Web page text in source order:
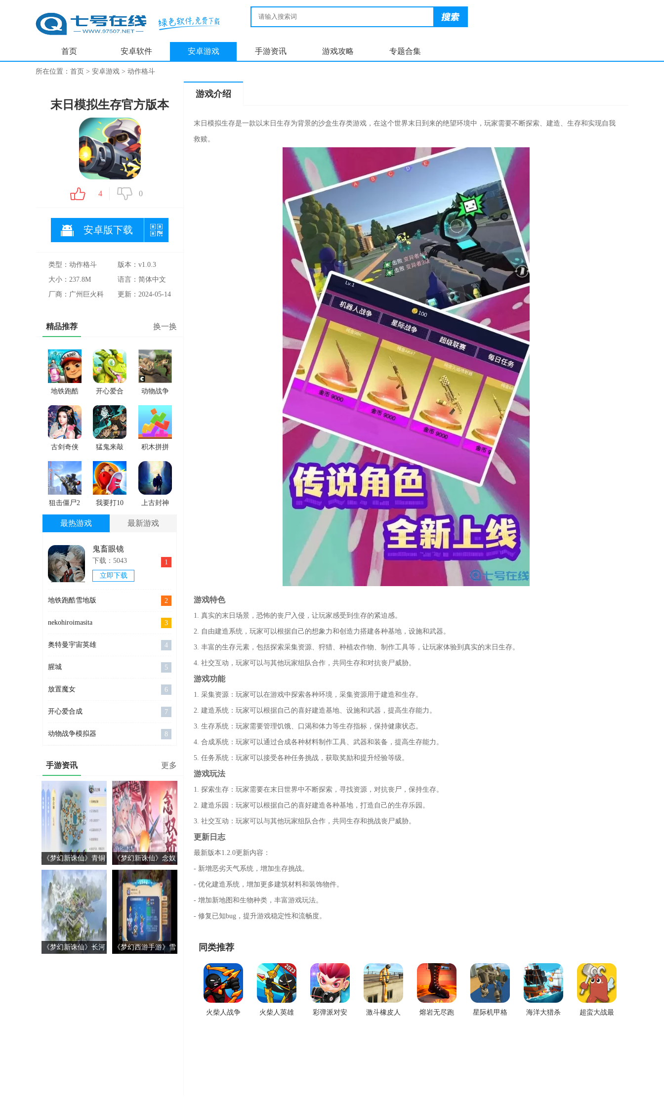
首页 安卓软件 安卓游戏 手游资讯 游戏攻略 专题合集
所在位置： 首页 > 安卓游戏 > 动作格斗
末日模拟生存官方版本
4 0
安卓版下载
类型：动作格斗
版本：v1.0.3
大小：237.8M
语言：简体中文
厂商：广州巨火科
更新：2024-05-14
精品推荐 换一换
地铁跑酷
雪地版
开心爱合
成
动物战争
模拟器
古剑奇侠
免费版下
载
猛鬼来敲
门手游版
下载
积木拼拼
乐下载手
机版
狙击僵尸2
官网版下
载
我要打10
个官网手
上古封神
版
最热游戏 最新游戏
鬼畜眼镜
下载：5043
立即下载
1
地铁跑酷雪地版 2
nekohiroimasita 3
奥特曼宇宙英雄 4
腥城 5
放置魔女 6
开心爱合成 7
动物战争模拟器 8
手游资讯 更多
《梦幻新诛仙》青铜
神树在哪里
《梦幻新诛仙》念奴
娇技能介绍列表
《梦幻新诛仙》长河
《梦幻西游手游》雪
游戏介绍
末日模拟生存是一款以末日生存为背景的沙盒生存类游戏，在这个世界末日到来的绝望环境中，玩家需要不断探索、建造、生存和实现自我
救赎。
游戏特色
1. 真实的末日场景，恐怖的丧尸入侵，让玩家感受到生存的紧迫感。
2. 自由建造系统，玩家可以根据自己的想象力和创造力搭建各种基地，设施和武器。
3. 丰富的生存元素，包括探索采集资源、狩猎、种植农作物、制作工具等，让玩家体验到真实的末日生存。
4. 社交互动，玩家可以与其他玩家组队合作，共同生存和对抗丧尸威胁。
游戏功能
1. 采集资源：玩家可以在游戏中探索各种环境，采集资源用于建造和生存。
2. 建造系统：玩家可以根据自己的喜好建造基地、设施和武器，提高生存能力。
3. 生存系统：玩家需要管理饥饿、口渴和体力等生存指标，保持健康状态。
4. 合成系统：玩家可以通过合成各种材料制作工具、武器和装备，提高生存能力。
5. 任务系统：玩家可以接受各种任务挑战，获取奖励和提升经验等级。
游戏玩法
1. 探索生存：玩家需要在末日世界中不断探索，寻找资源，对抗丧尸，保持生存。
2. 建造乐园：玩家可以根据自己的喜好建造各种基地，打造自己的生存乐园。
3. 社交互动：玩家可以与其他玩家组队合作，共同生存和挑战丧尸威胁。
更新日志
最新版本1.2.0更新内容：
- 新增恶劣天气系统，增加生存挑战。
- 优化建造系统，增加更多建筑材料和装饰物件。
- 增加新地图和生物种类，丰富游戏玩法。
- 修复已知bug，提升游戏稳定性和流畅度。
同类推荐
火柴人战争
火柴人英雄
彩弹派对安
激斗橡皮人
熔岩无尽跑
星际机甲格
海洋大猎杀
超蛮大战最